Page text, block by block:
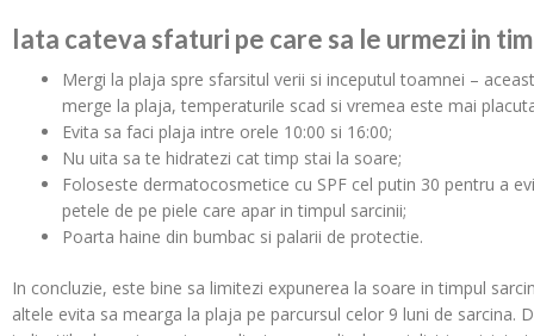
Iata cateva sfaturi pe care sa le urmezi in
Mergi la plaja spre sfarsitul verii si inceputul toamnei –
merge la plaja, temperaturile scad si vremea este mai
Evita sa faci plaja intre orele 10:00 si 16:00;
Nu uita sa te hidratezi cat timp stai la soare;
Foloseste dermatocosmetice cu SPF cel putin 30 pentru a
petele de pe piele care apar in timpul sarcinii;
Poarta haine din bumbac si palarii de protectie.
In concluzie, este bine sa limitezi expunerea la soare in timpul
altele evita sa mearga la plaja pe parcursul celor 9 luni de sarcina.